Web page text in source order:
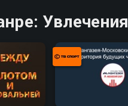
Увлечения